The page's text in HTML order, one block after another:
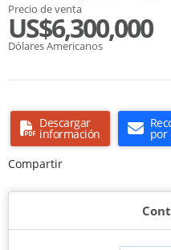
Precio de venta
US$6,300,000
Dólares Americanos
Descargar
información
por
Compartir